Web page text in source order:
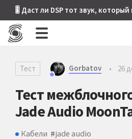
🎚 Даст ли DSP тот звук,
Тест Gorbatov • 26
Тест
Jade Audio
Кабели jade audio